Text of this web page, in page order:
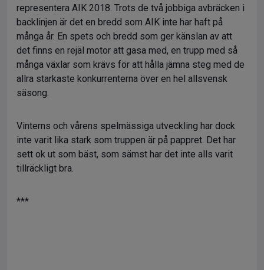
representera AIK 2018. Trots de två jobbiga avbräcken i
backlinjen är det en bredd som AIK inte har haft på
många år. En spets och bredd som ger känslan av att
det finns en rejäl motor att gasa med, en trupp med så
många växlar som krävs för att hålla jämna steg med de
allra starkaste konkurrenterna över en hel allsvensk
säsong.
Vinterns och vårens spelmässiga utveckling har dock
inte varit lika stark som truppen är på pappret. Det har
sett ok ut som bäst, som sämst har det inte alls varit
tillräckligt bra.
***